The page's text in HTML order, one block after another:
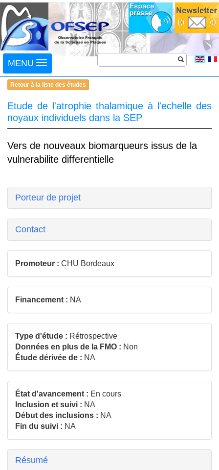
Toggle
navigation
MENU
Retour à la liste des études
Etude de l'atrophie thalamique à l'echelle des
noyaux individuels dans la SEP
Vers de nouveaux biomarqueurs issus de la
vulnerabilite differentielle
Porteur de projet
Contact
Promoteur : CHU Bordeaux
Financement : NA
Type d'étude : Rétrospective
Données en plus de la FMO : Non
Étude dérivée de : NA
État d'avancement : En cours
Inclusion et suivi : NA
Début des inclusions : NA
Fin du suivi : NA
Résumé